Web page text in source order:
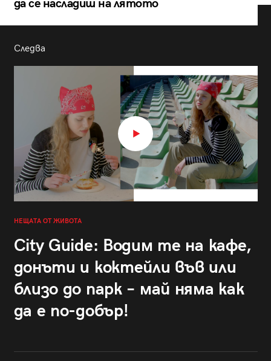
да се насладиш на лятото
Следва
НЕЩАТА ОТ ЖИВОТА
City Guide: Водим те на кафе,
донъти и коктейли във или
близо до парк – май няма как
да е по-добър!